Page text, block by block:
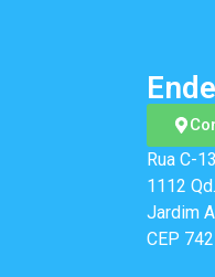
Rua C-
1112
Jardim
CEP